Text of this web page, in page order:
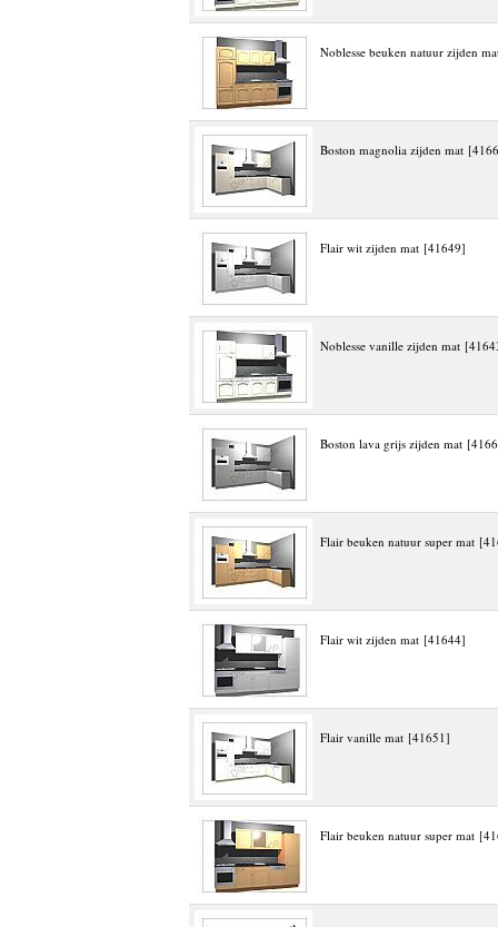
Noblesse beuken natuur zijden
Boston magnolia zijden mat
Flair wit zijden mat [41649]
Noblesse vanille zijden mat
Boston lava grijs zijden mat
Flair beuken natuur super mat
Flair wit zijden mat [41644]
Flair vanille mat [41651]
Flair beuken natuur super mat